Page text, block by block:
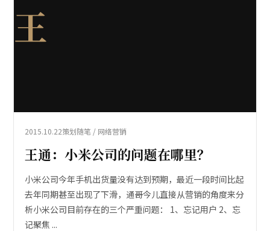
王
2015.10.22策划随笔 / 网络营销
王通：小米公司的问题在哪里？
小米公司今年手机出货量没有达到预期，最近一段时间比起
去年同期甚至出现了下滑，通哥今儿直接从营销的角度来分
析小米公司目前存在的三个严重问题： 1、忘记用户 2、忘
记聚焦 ...